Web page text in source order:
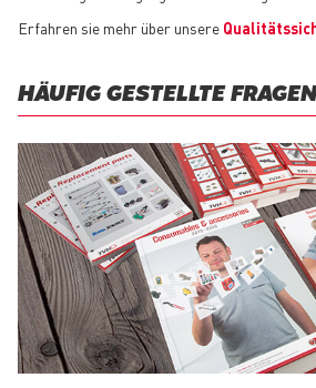
Erfahren sie mehr über unsere
HÄUFIG GESTELLTE FRAGEN